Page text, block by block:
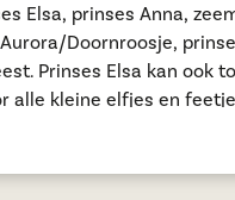
Elsa, prinses Anna,
Doornroosje,
Prinses Elsa kan ook
alle kleine elfjes en
nemen je mee in een
De prinsessen